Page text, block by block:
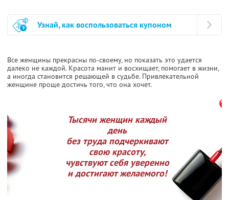
Узнай, как воспользоваться купоном
Все женщины прекрасны по-своему, но показать это удается
далеко не каждой. Красота манит и восхищает, помогает в жизни,
а иногда становится решающей в судьбе. Привлекательной
женщине проще достичь того, что она хочет.
Тысячи женщин каждый
день
без труда подчеркивают
свою красоту,
чувствуют себя уверенно
и достигают желаемого!